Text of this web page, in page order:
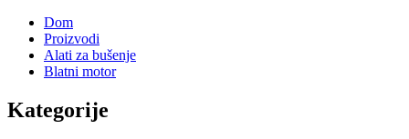
Dom
Proizvodi
Alati za bušenje
Blatni motor
Kategorije